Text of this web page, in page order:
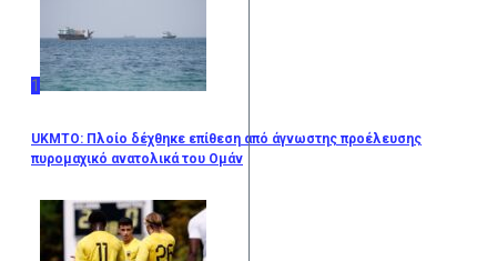
1
UKMTO: Πλοίο δέχθηκε επίθεση από άγνωστης προέλευσης
πυρομαχικό ανατολικά του Ομάν